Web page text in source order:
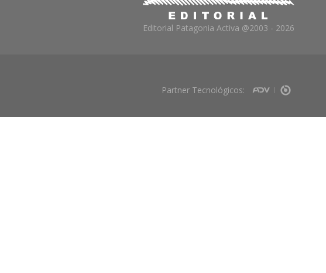
Editorial Patagonia Activa @2003 - 2026
Partner Tecnológicos: